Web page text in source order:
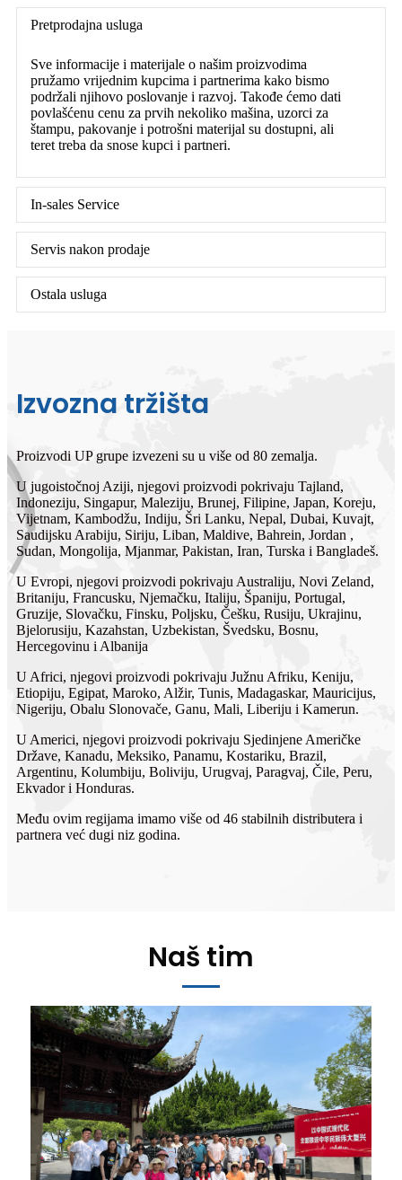
Pretprodajna usluga
Sve informacije i materijale o našim proizvodima
pružamo vrijednim kupcima i partnerima kako bismo
podržali njihovo poslovanje i razvoj. Takođe ćemo dati
povlašćenu cenu za prvih nekoliko mašina, uzorci za
štampu, pakovanje i potrošni materijal su dostupni, ali
teret treba da snose kupci i partneri.
In-sales Service
Servis nakon prodaje
Ostala usluga
Izvozna tržišta
Proizvodi UP grupe izvezeni su u više od 80 zemalja.
U jugoistočnoj Aziji, njegovi proizvodi pokrivaju Tajland,
Indoneziju, Singapur, Maleziju, Brunej, Filipine, Japan, Koreju,
Vijetnam, Kambodžu, Indiju, Šri Lanku, Nepal, Dubai, Kuvajt,
Saudijsku Arabiju, Siriju, Liban, Maldive, Bahrein, Jordan ,
Sudan, Mongolija, Mjanmar, Pakistan, Iran, Turska i Bangladeš.
U Evropi, njegovi proizvodi pokrivaju Australiju, Novi Zeland,
Britaniju, Francusku, Njemačku, Italiju, Španiju, Portugal,
Gruzije, Slovačku, Finsku, Poljsku, Češku, Rusiju, Ukrajinu,
Bjelorusiju, Kazahstan, Uzbekistan, Švedsku, Bosnu,
Hercegovinu i Albanija
U Africi, njegovi proizvodi pokrivaju Južnu Afriku, Keniju,
Etiopiju, Egipat, Maroko, Alžir, Tunis, Madagaskar, Mauricijus,
Nigeriju, Obalu Slonovače, Ganu, Mali, Liberiju i Kamerun.
U Americi, njegovi proizvodi pokrivaju Sjedinjene Američke
Države, Kanadu, Meksiko, Panamu, Kostariku, Brazil,
Argentinu, Kolumbiju, Boliviju, Urugvaj, Paragvaj, Čile, Peru,
Ekvador i Honduras.
Među ovim regijama imamo više od 46 stabilnih distributera i
partnera već dugi niz godina.
Naš tim